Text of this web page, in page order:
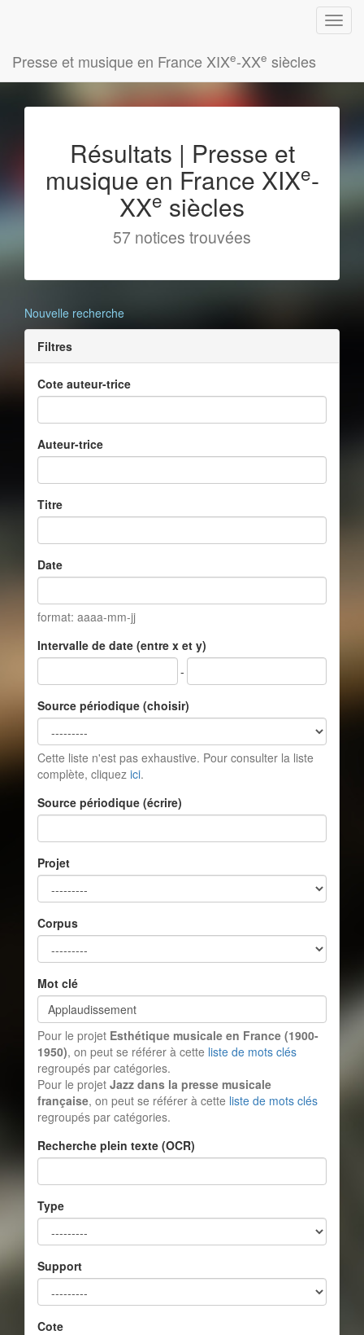
Presse et musique en France XIXe-XXe siècles
Résultats | Presse et
musique en France XIXe-
XXe siècles
57 notices trouvées
Nouvelle recherche
Filtres
Cote auteur-trice
Auteur-trice
Titre
Date
format: aaaa-mm-jj
Intervalle de date (entre x et y)
-
Source périodique (choisir)
Cette liste n'est pas exhaustive. Pour consulter la liste
complète, cliquez ici.
Source périodique (écrire)
Projet
Corpus
Mot clé
Pour le projet Esthétique musicale en France (1900-
1950), on peut se référer à cette liste de mots clés
regroupés par catégories.
Pour le projet Jazz dans la presse musicale
française, on peut se référer à cette liste de mots clés
regroupés par catégories.
Recherche plein texte (OCR)
Type
Support
Cote